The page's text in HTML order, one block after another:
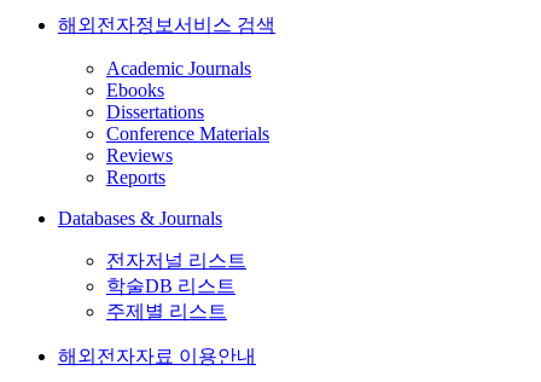
해외전자정보서비스 검색
Academic Journals
Ebooks
Dissertations
Conference Materials
Reviews
Reports
Databases & Journals
전자저널 리스트
학술DB 리스트
주제별 리스트
해외전자자료 이용안내